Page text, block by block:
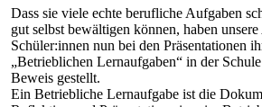
Dass sie viele echte berufliche Aufgaben
gut selbst bewältigen können, haben
Schüler:innen nun bei den Präsentationen
„Betrieblichen Lernaufgaben“ in der
Beweis gestellt.
Ein Betriebliche Lernaufgabe ist die